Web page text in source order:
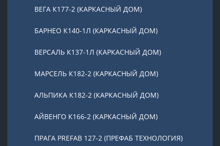
ВЕГА К177-2 (КАРКАСНЫЙ ДОМ)
БАРНЕО К140-1Л (КАРКАСНЫЙ ДОМ)
ВЕРСАЛЬ К137-1Л (КАРКАСНЫЙ ДОМ)
МАРСЕЛЬ К182-2 (КАРКАСНЫЙ ДОМ)
АЛЬПИКА К182-2 (КАРКАСНЫЙ ДОМ)
АЙВЕНГО К166-2 (КАРКАСНЫЙ ДОМ)
ПРАГА PREFAB 127-2 (ПРЕФАБ ТЕХНОЛОГИЯ)